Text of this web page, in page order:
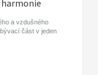
a vzdušného
část v jeden